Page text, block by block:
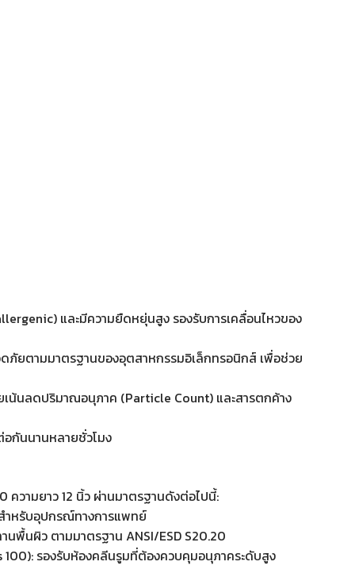
และมีความยืดหยุ่นสูง รองรับการเคลื่อนไหวของ
ยตามมาตรฐานของอุตสาหกรรมอิเล็กทรอนิกส์ เพื่อช่วย
เน้นลดปริมาณอนุภาค (Particle Count) และสารตกค้าง
กันนานหลายชั่วโมง
ความยาว 12 นิ้ว ผ่านมาตรฐานดังต่อไปนี้:
ำหรับอุปกรณ์ทางการแพทย์
นพื้นผิว ตามมาตรฐาน ANSI/ESD S20.20
100): รองรับห้องคลีนรูมที่ต้องควบคุมอนุภาคระดับสูง